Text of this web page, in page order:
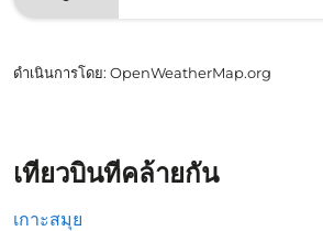
ดำเนินการโดย: OpenWeatherMap.org
เที่ยวบินที่คล้ายกัน
เกาะสมุย